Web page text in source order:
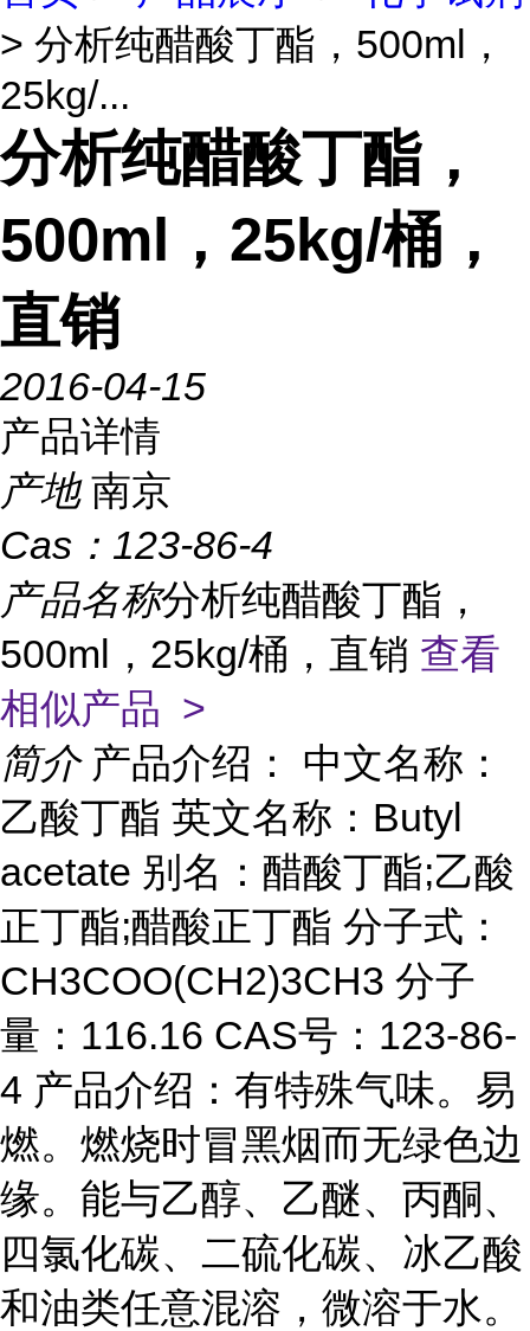
> 分析纯醋酸丁酯，500ml，
25kg/...
分析纯醋酸丁酯，
500ml，25kg/桶，
直销
2016-04-15
产品详情
产地 南京
Cas： 123-86-4
产品名称分析纯醋酸丁酯，
500ml，25kg/桶，直销 查看
相似产品 >
简介 产品介绍： 中文名称：
乙酸丁酯 英文名称：Butyl
acetate 别名：醋酸丁酯;乙酸
正丁酯;醋酸正丁酯 分子式：
CH3COO(CH2)3CH3 分子
量：116.16 CAS号：123-86-
4 产品介绍：有特殊气味。易
燃。燃烧时冒黑烟而无绿色边
缘。能与乙醇、乙醚、丙酮、
四氯化碳、二硫化碳、冰乙酸
和油类任意混溶，微溶于水。